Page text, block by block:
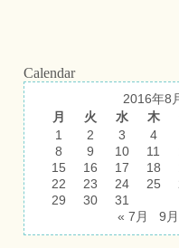
Calendar
2016年8
月
火 水 木
1
2 3 4
8
9 10 11
15
16 17 18
22
23 24 25
29
30
31
« 7月
9